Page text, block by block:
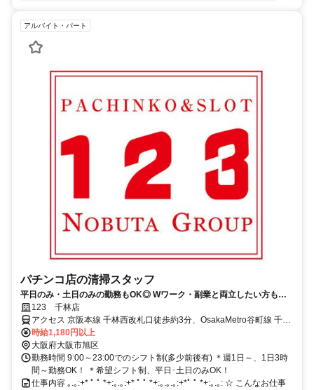
アルバイト・パート
パチンコ店の清掃スタッフ
平日のみ・土日のみの勤務もOK◎ Wワーク・副業と両立したい方も大
歓迎！123 千林店
アクセス 京阪本線 千林西改札口徒歩約3分、OsakaMetro谷町線 千林
大宮1番口徒歩約6分、京阪本線 滝井西口徒歩約7分 千林駅から徒歩2
分
時給1,180円以上
大阪府大阪市旭区
勤務時間 9:00～23:00でのシフト制(多少前後有) ＊週1日～、1日3時
間～勤務OK！ ＊希望シフト制、平日･土日のみOK！
仕事内容 ｡.｡:+* ﾟ ﾟ *+:｡.｡:+* ﾟ ﾟ *+:｡.｡.｡:+*ﾟ ﾟ *+:｡.｡: ☆ こんなお仕事